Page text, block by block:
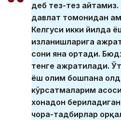
деб тез-тез
давлат томонидан
Келгуси икки йилда
изланишларига
сони яна ортади.
тенге ажратилади.
ёш олим бошпана
кўрсатмаларим
хонадон
чора-тадбирлар